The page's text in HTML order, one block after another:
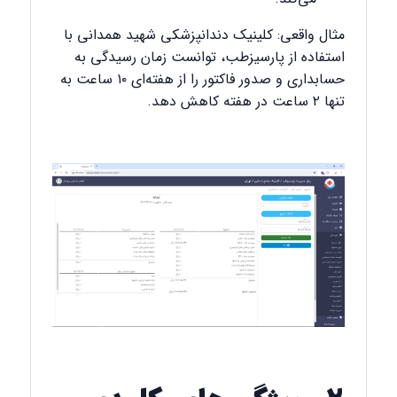
مثال واقعی: کلینیک دندانپزشکی شهید همدانی با
استفاده از پارسیزطب، توانست زمان رسیدگی به
حسابداری و صدور فاکتور را از هفته‌ای ۱۰ ساعت به
تنها ۲ ساعت در هفته کاهش دهد.